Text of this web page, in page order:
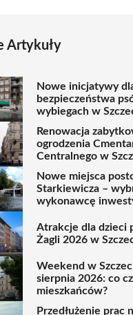
Artykuły
Nowe inicjatywy
bezpieczeństwa
wybiegach w
Renowacja
ogrodzenia
Centralnego w
Nowe miejsca
Starkiewicza –
wykonawcę
Atrakcje dla dzieci
Żagli 2026 w
Weekend w
sierpnia 2026: co
mieszkańców?
Przedłużenie prac